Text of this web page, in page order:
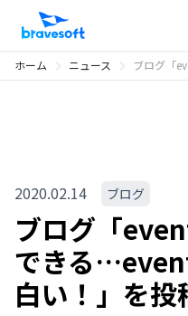
ホーム ニュース ブログ「
2020.02.14 ブログ
ブログ「
できる
白い！」を投